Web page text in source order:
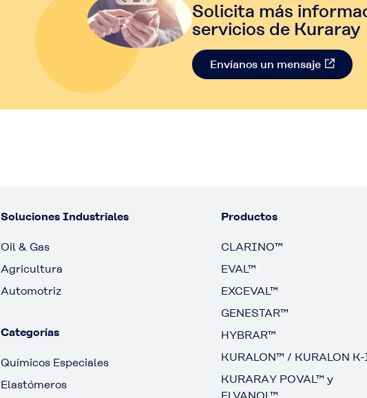
Solicita más
servicios de Kuraray​
Envíanos un mensaje​
Soluciones Industriales
Oil & Gas
Agricultura
Automotriz
Categorías
Químicos Especiales
Elastómeros
Productos
CLARINO™
EVAL™
EXCEVAL™
GENESTAR™
HYBRAR™
KURALON™ / KURALON
KURARAY POVAL™ y